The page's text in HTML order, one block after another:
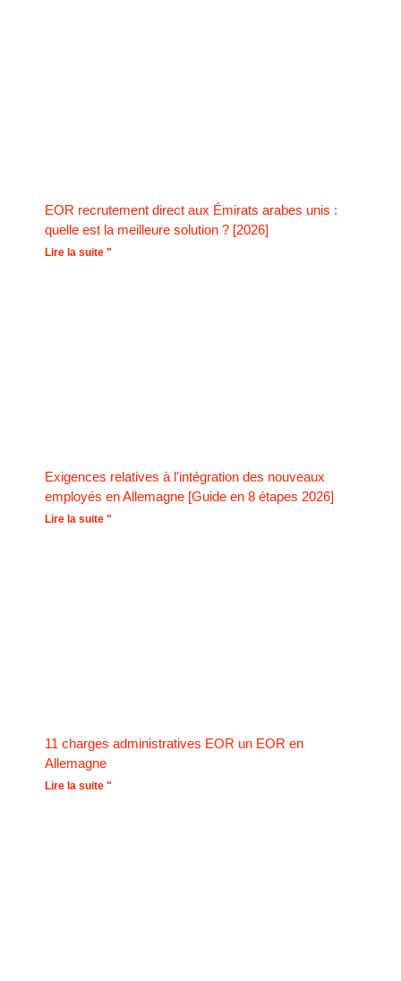
EOR recrutement direct aux Émirats arabes unis :
quelle est la meilleure solution ? [2026]
Lire la suite "
Exigences relatives à l'intégration des nouveaux
employés en Allemagne [Guide en 8 étapes 2026]
Lire la suite "
11 charges administratives EOR un EOR en
Allemagne
Lire la suite "